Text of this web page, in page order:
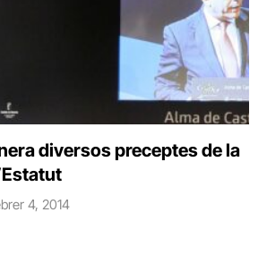
diversos preceptes de la
4, 2014